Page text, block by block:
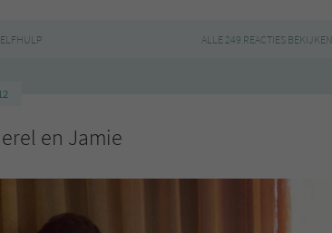
ALLE 249 REACTIES BEKIJKEN
en Jamie